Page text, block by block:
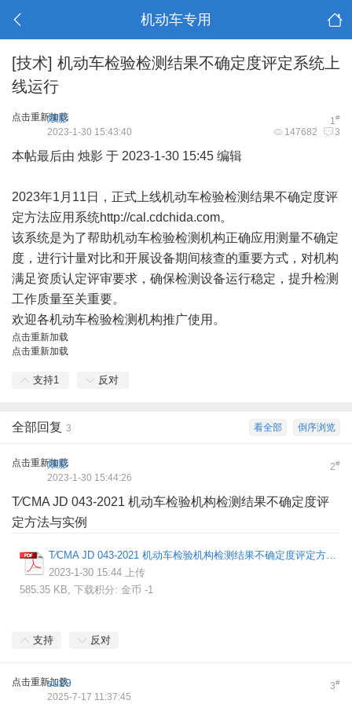
机动车专用
[技术] 机动车检验检测结果不确定度评定系统上
线运行
点击重新加载 1#
烛影
147682 3
2023-1-30 15:43:40
本帖最后由 烛影 于 2023-1-30 15:45 编辑
2023年1月11日，正式上线机动车检验检测结果不确定度评
定方法应用系统http://cal.cdchida.com。
该系统是为了帮助机动车检验检测机构正确应用测量不确定
度 ，进行计量对比和开展设备期间核查的重要方式，对机构
满足资质认定评审要求，确保检测设备运行稳定，提升检测
工作质量至关重要。
欢迎各机动车检验检测机构推广使用。
点击重新加载
点击重新加载
支持1 反对
倒序浏览
看全部
全部回复 3
点击重新加载 2#
烛影
2023-1-30 15:44:26
T∕CMA JD 043-2021 机动车检验机构检测结果不确定度评
定方法与实例
T∕CMA JD 043-2021 机动车检验机构检测结果不确定度评定方法与实例.pdf
2023-1-30 15:44 上传
585.35 KB, 下载积分: 金币 -1
支持 反对
点击重新加载 3#
su29
2025-7-17 11:37:45